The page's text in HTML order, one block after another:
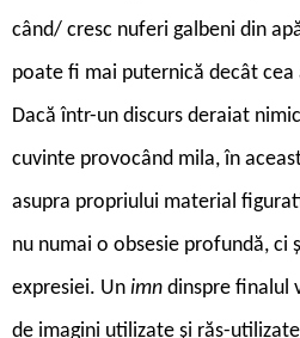
când/ cresc nuferi galbeni din
poate fi mai puternică decât
Dacă într-un discurs deraiat
cuvinte provocând mila, în
asupra propriului material
nu numai o obsesie profundă, ci
expresiei. Un imn dinspre finalul
de imagini utilizate și răs-